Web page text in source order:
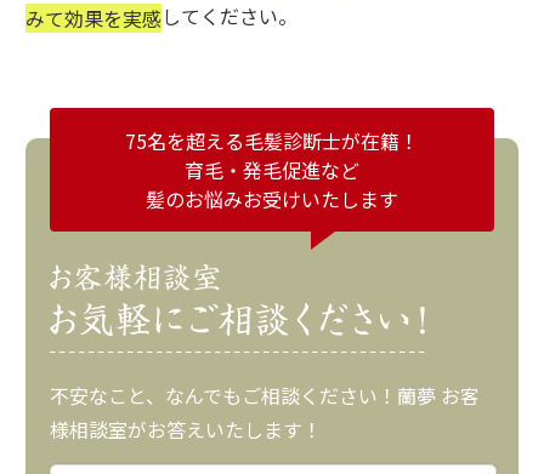
みて効果を実感してください。
75名を超える毛髪診断士が在籍！
育毛・発毛促進など
髪のお悩みお受けいたします
不安なこと、なんでもご相談ください！蘭夢 お客
様相談室がお答えいたします！